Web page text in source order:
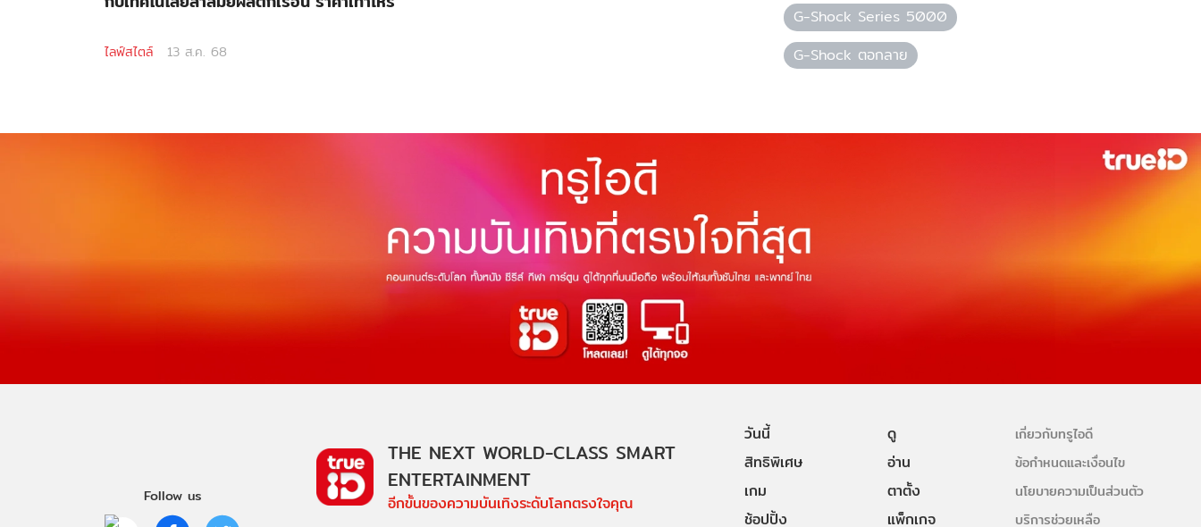
ไลฟ์สไตล์ 13 ส.ค. 68
G-Shock Series 5000
G-Shock ตอกลาย
Follow us
THE NEXT WORLD-CLASS SMART
ENTERTAINMENT
อีกขั้นของความบันเทิงระดับโลกตรงใจคุณ
วันนี้
ดู
สิทธิพิเศษ
อ่าน
เกม
ตาตั้ง
ช้อปปิ้ง
แพ็กเกจ
เกี่ยวกับทรูไอดี
ข้อกำหนดและเงื่อนไข
นโยบายความเป็นส่วนตัว
บริการช่วยเหลือ